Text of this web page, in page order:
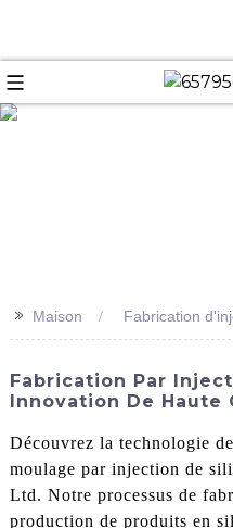
>> Maison Fabrication
Fabrication Par
Innovation De Haute
Découvrez la technologie
moulage par injection de
Ltd. Notre processus de
production de produits en